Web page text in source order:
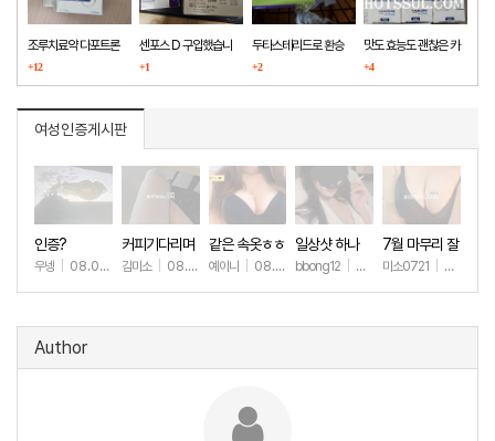
조루치료약 다포트론
구매했습니다
+12
센포스 D 구입했습니
다
+1
두타스테리드로 환승
+2
맛도 효능도 괜찮은 카
마그라
+4
여성인증게시판
인증?
우넹 08.09 +14
커피기다리며
(안야함)
김미소 08.08 +113
같은 속옷ㅎㅎ
예이니 08.04 +80
일상샷 하나
bbong12 07.31+90
7월 마무리 잘
하세요🫶
미소0721 07.31
Author